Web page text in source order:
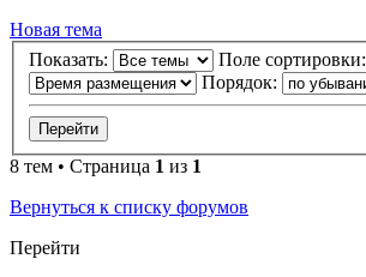
Новая тема
Показать:
Поле сортировки:
Порядок:
8 тем • Страница 1 из 1
Вернуться к списку форумов
Перейти